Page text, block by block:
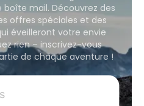
mail. Découvrez des
offres spéciales et des
éveilleront votre envie
rien – inscrivez-vous
de chaque aventure !